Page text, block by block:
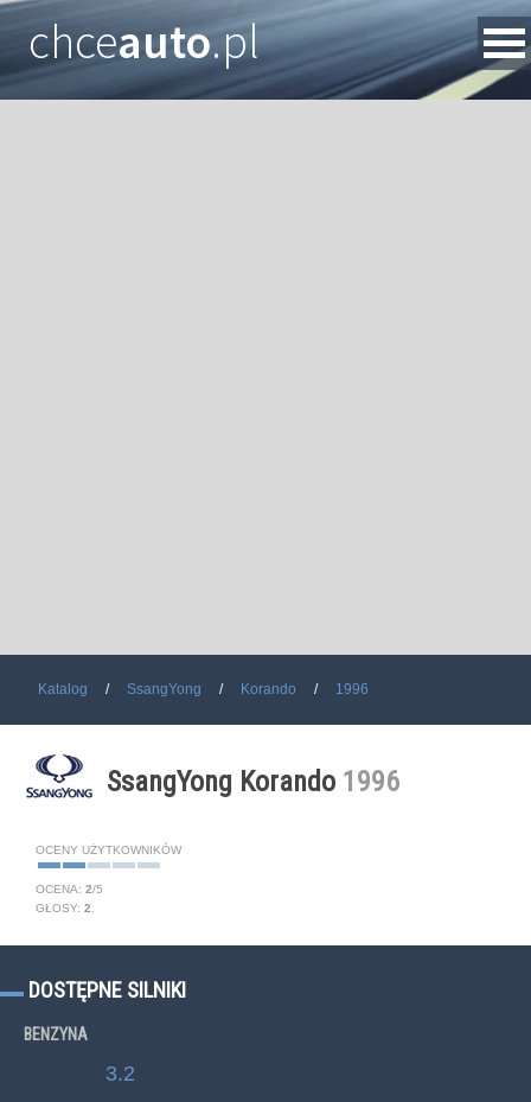
chceauto.pl
Katalog SsangYong Korando 1996
SsangYong Korando 1996
OCENY UŻYTKOWNIKÓW
OCENA: 2/5
GŁOSY: 2
DOSTĘPNE SILNIKI
BENZYNA
3.2